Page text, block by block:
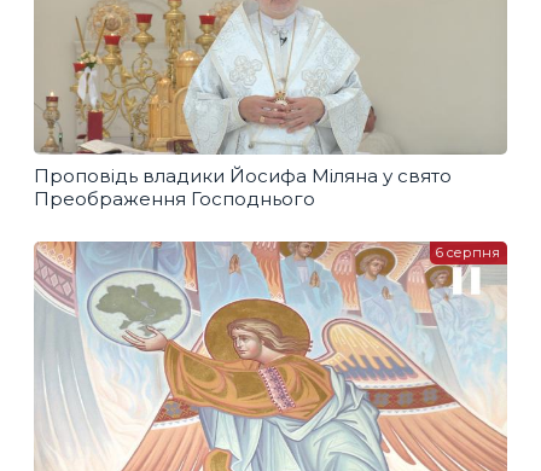
Проповідь владики Йосифа Міляна у свято
Преображення Господнього
6 серпня